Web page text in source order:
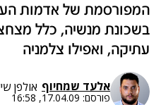
המפורסמת של אדמות
בשכונת מנשיה, כלל
עתיקה, ואפילו צלמניה
אלעד שמחיוף אולפן
פורסם: 17.04.09, 16:58